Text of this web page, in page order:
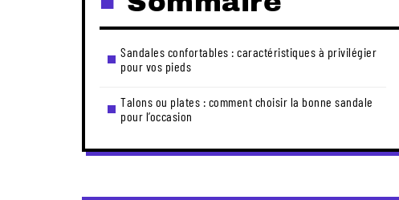
Sandales confortables : caractéristiques à privilégier
pour vos pieds
Talons ou plates : comment choisir la bonne sandale
pour l’occasion